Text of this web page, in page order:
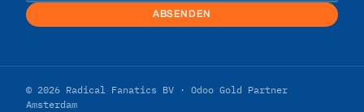
ABSENDEN
© 2026 Radical Fanatics BV · Odoo Gold Partner
Amsterdam